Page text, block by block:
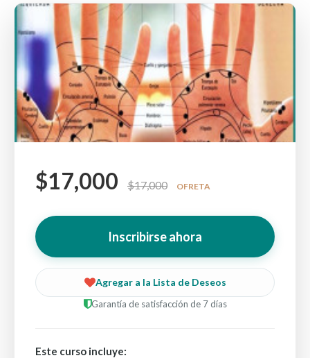
$17,000 $17,000 OFRETA
Inscribirse ahora
Agregar a la Lista de Deseos
Garantía de satisfacción de 7 días
Este curso incluye: